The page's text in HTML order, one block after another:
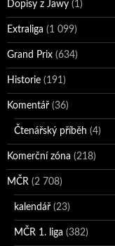
Dopisy z Jawy (1)
Extraliga (1 099)
Grand Prix (634)
Historie (191)
Komentář (36)
Čtenářský příběh (4)
Komerční zóna (218)
MČR (2 708)
kalendář (23)
MČR 1. liga (382)